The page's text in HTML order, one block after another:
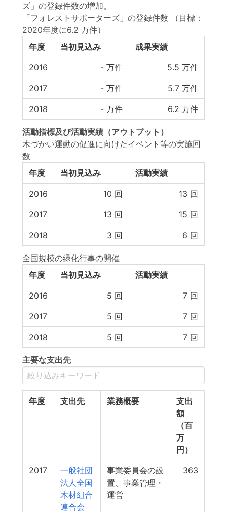
ズ」の登録件数の増加。
「フォレストサポーターズ」の登録件数
（目標：
2020年度に6.2 万件）
年度
当初見込み 成果実績
2016 - 万件 5.5 万件
2017 - 万件 5.7 万件
2018 - 万件 6.2 万件
活動指標及び活動実績 （アウトプット）
木づかい運動の促進に向けたイベント等の実施回
数
年度
当初見込み 活動実績
2016 10 回 13 回
2017 13 回 15 回
2018 3 回 6 回
全国規模の緑化行事の開催
年度
当初見込み 活動実績
2016 5 回 7 回
2017 5 回 7 回
2018 5 回 7 回
主要な支出先
年度 支出先 業務概要
支出
額
（百
万
円）
2017
一般社団
法人全国
木材組合
連合会
事業委員会の設
置、事業管理・
運営
363